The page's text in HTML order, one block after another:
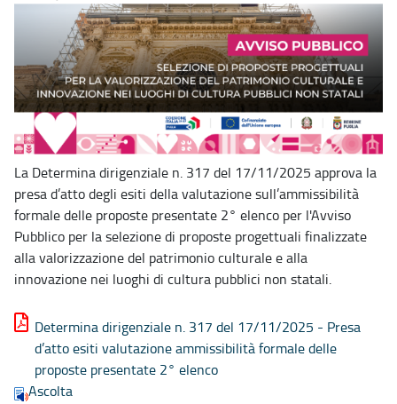
La Determina dirigenziale n. 317 del 17/11/2025 approva la
presa d’atto degli esiti della valutazione sull’ammissibilità
formale delle proposte presentate 2° elenco per l'Avviso
Pubblico per la selezione di proposte progettuali finalizzate
alla valorizzazione del patrimonio culturale e alla
innovazione nei luoghi di cultura pubblici non statali.
Determina dirigenziale n. 317 del 17/11/2025 - Presa
d’atto esiti valutazione ammissibilità formale delle
proposte presentate 2° elenco
Ascolta